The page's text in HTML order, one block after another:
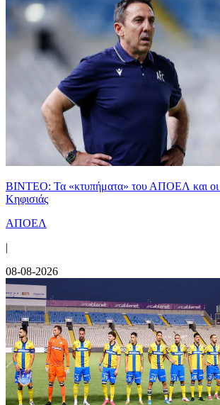
ΒΙΝΤΕΟ: Τα «κτυπήματα» του ΑΠΟΕΛ και οι
Κηφισιάς
ΑΠΟΕΛ
|
08-08-2026